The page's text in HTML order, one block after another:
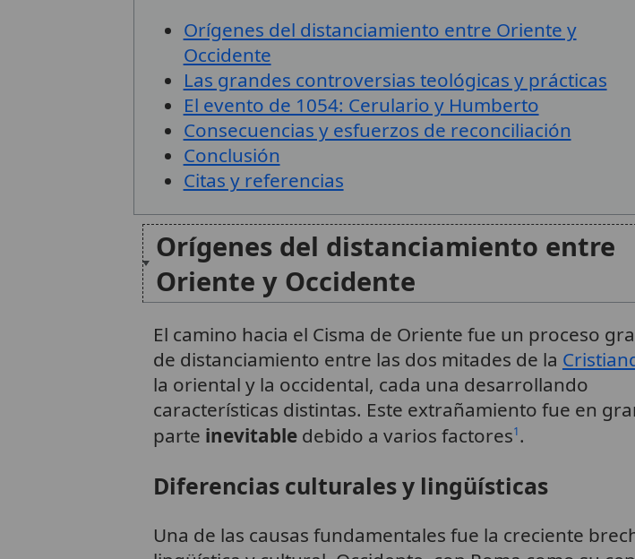
Orígenes del distanciamiento entre Oriente y
Occidente
Las grandes controversias teológicas y prácticas
El evento de 1054: Cerulario y Humberto
Consecuencias y esfuerzos de reconciliación
Conclusión
Citas y referencias
Orígenes del distanciamiento entre
Oriente y Occidente
El camino hacia el Cisma de Oriente fue un proceso
de distanciamiento entre las dos mitades de la
la oriental y la occidental, cada una desarrollando
características distintas. Este extrañamiento fue en
parte inevitabledebido a varios factores1.
Diferencias culturales y lingüísticas
Una de las causas fundamentales fue la creciente